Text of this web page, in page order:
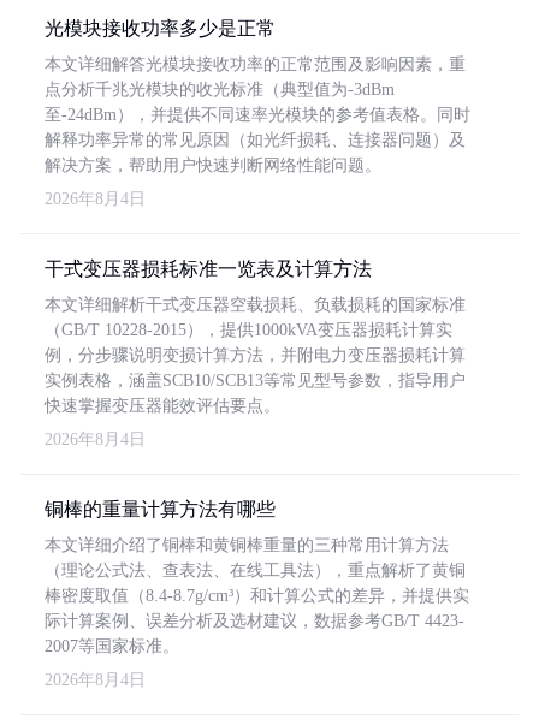
光模块接收功率多少是正常
本文详细解答光模块接收功率的正常范围及影响因素，重
点分析千兆光模块的收光标准（典型值为-3dBm
至-24dBm），并提供不同速率光模块的参考值表格。同时
解释功率异常的常见原因（如光纤损耗、连接器问题）及
解决方案，帮助用户快速判断网络性能问题。
2026年8月4日
干式变压器损耗标准一览表及计算方法
本文详细解析干式变压器空载损耗、负载损耗的国家标准
（GB/T 10228-2015），提供1000kVA变压器损耗计算实
例，分步骤说明变损计算方法，并附电力变压器损耗计算
实例表格，涵盖SCB10/SCB13等常见型号参数，指导用户
快速掌握变压器能效评估要点。
2026年8月4日
铜棒的重量计算方法有哪些
本文详细介绍了铜棒和黄铜棒重量的三种常用计算方法
（理论公式法、查表法、在线工具法），重点解析了黄铜
棒密度取值（8.4-8.7g/cm³）和计算公式的差异，并提供实
际计算案例、误差分析及选材建议，数据参考GB/T 4423-
2007等国家标准。
2026年8月4日